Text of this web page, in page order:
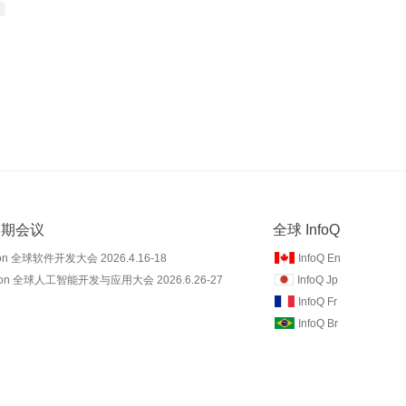
会议
全球软件开发大会 2026.4.16-18
全球人工智能开发与应用大会 2026.6.26-27
全球 InfoQ
InfoQ En
InfoQ Jp
InfoQ Fr
InfoQ Br